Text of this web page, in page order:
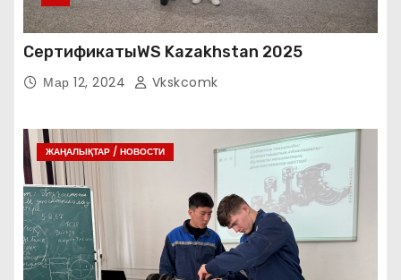
СертификатыWS Kazakhstan 2025
Мар 12, 2024 Vkskcomk
ЖАҢАЛЫҚТАР / НОВОСТИ